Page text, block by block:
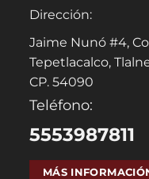
Dirección:
Jaime Nunó #4,
Tepetlacalco,
CP. 54090
Teléfono:
5553987811
MÁS